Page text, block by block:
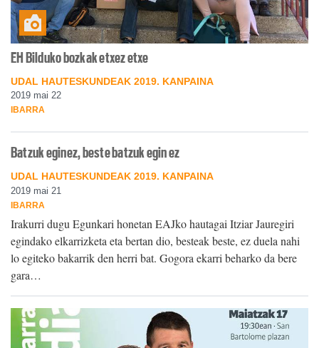
EH Bilduko bozkak etxez etxe
UDAL HAUTESKUNDEAK 2019. KANPAINA
2019 mai 22
IBARRA
Batzuk eginez, beste batzuk egin ez
UDAL HAUTESKUNDEAK 2019. KANPAINA
2019 mai 21
IBARRA
Irakurri dugu Egunkari honetan EAJko hautagai Itziar Jauregiri
egindako elkarrizketa eta bertan dio, besteak beste, ez duela nahi
lo egiteko bakarrik den herri bat. Gogora ekarri beharko da bere
gara…